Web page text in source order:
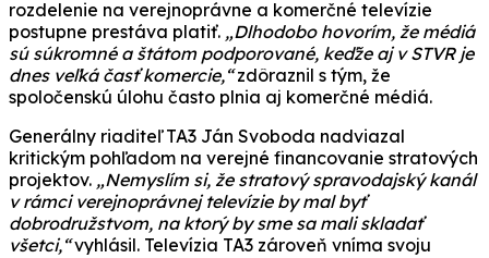
rozdelenie na verejnoprávne a komerčné televízie
postupne prestáva platiť. „Dlhodobo hovorím, že médiá
sú súkromné a štátom podporované, keďže aj v STVR je
dnes veľká časť komercie,“zdôraznil s tým, že
spoločenskú úlohu často plnia aj komerčné médiá.
Generálny riaditeľ TA3 Ján Svoboda nadviazal
kritickým pohľadom na verejné financovanie stratových
projektov. „Nemyslím si, že stratový spravodajský kanál
v rámci verejnoprávnej televízie by mal byť
dobrodružstvom, na ktorý by sme sa mali skladať
všetci,“vyhlásil. Televízia TA3 zároveň vníma svoju